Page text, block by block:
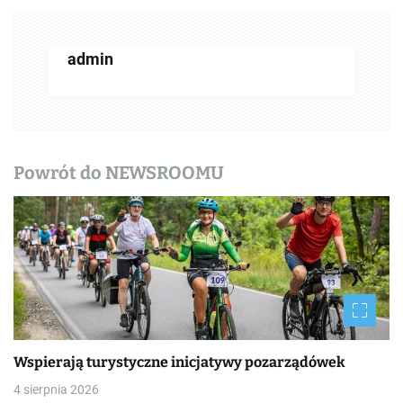
s
y
admin
Powrót do NEWSROOMU
Wspierają turystyczne inicjatywy pozarządówek
4 sierpnia 2026